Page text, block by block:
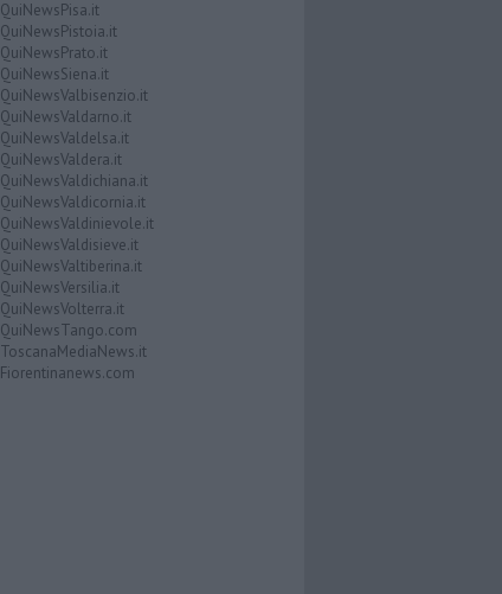
QuiNewsPisa.it
QuiNewsPistoia.it
QuiNewsPrato.it
QuiNewsSiena.it
QuiNewsValbisenzio.it
QuiNewsValdarno.it
QuiNewsValdelsa.it
QuiNewsValdera.it
QuiNewsValdichiana.it
QuiNewsValdicornia.it
QuiNewsValdinievole.it
QuiNewsValdisieve.it
QuiNewsValtiberina.it
QuiNewsVersilia.it
QuiNewsVolterra.it
QuiNewsTango.com
ToscanaMediaNews.it
Fiorentinanews.com